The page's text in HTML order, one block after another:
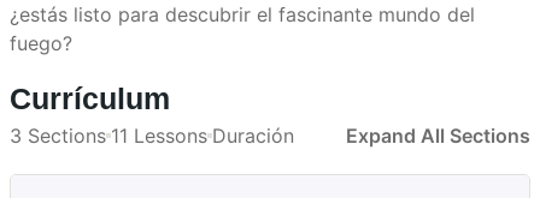
¿estás listo para descubrir el fascinante mundo del
fuego?
Currículum
3 Sections 11 Lessons Duración Expand All Sections